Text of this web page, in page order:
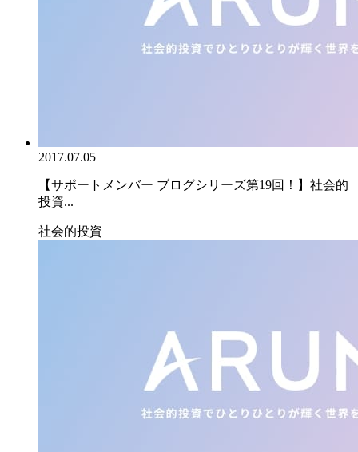
2017.07.05
【サポートメンバー ブログシリーズ第19回！】社会的
投資...
社会的投資